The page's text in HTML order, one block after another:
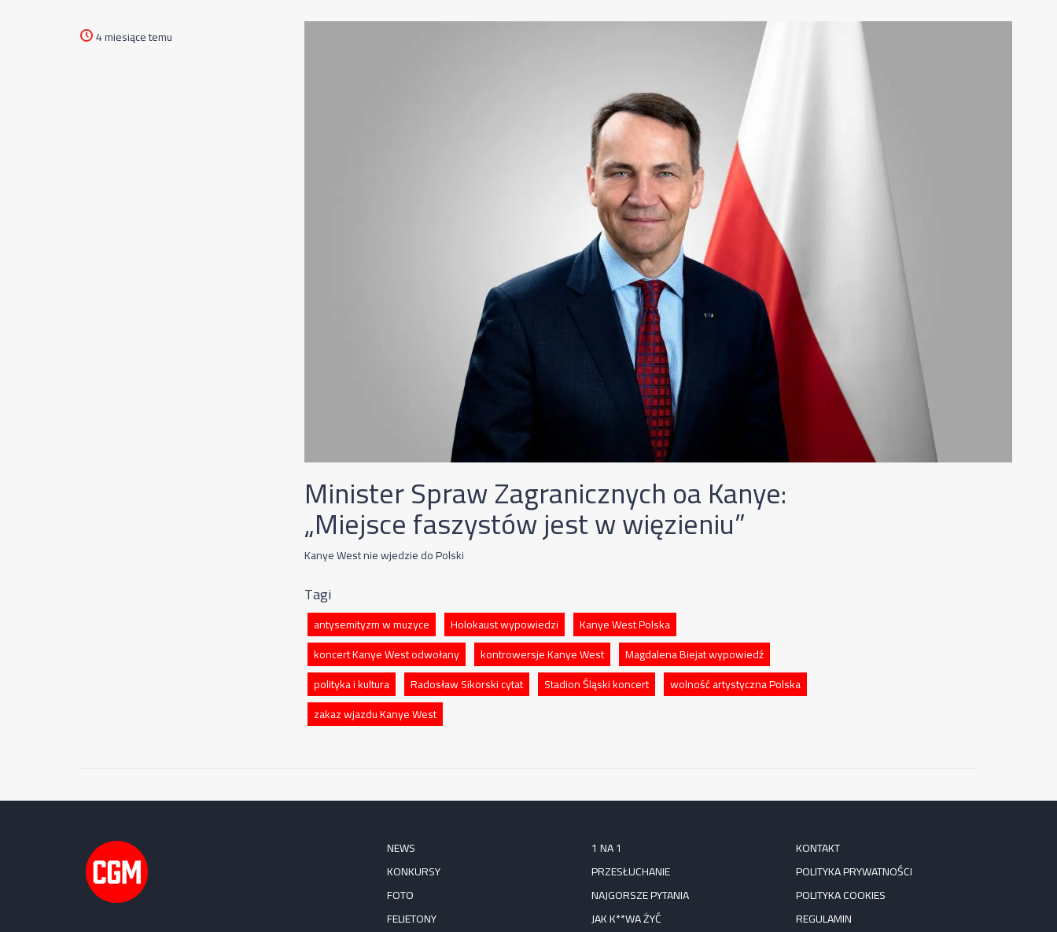
4 miesiące temu
Minister Spraw Zagranicznych oa Kanye:
„Miejsce faszystów jest w więzieniu”
Kanye West nie wjedzie do Polski
Tagi
antysemityzm w muzyce Holokaust wypowiedzi
Kanye West Polska
koncert Kanye West odwołany
kontrowersje Kanye West
Magdalena Biejat wypowiedź
polityka i kultura
Radosław Sikorski cytat Stadion Śląski koncert
wolność artystyczna Polska
zakaz wjazdu Kanye West
NEWS
KONKURSY
FOTO
FELIETONY
1 NA 1
PRZESŁUCHANIE
NAJGORSZE PYTANIA
JAK K**WA ŻYĆ
KONTAKT
POLITYKA PRYWATNOŚCI
POLITYKA COOKIES
REGULAMIN